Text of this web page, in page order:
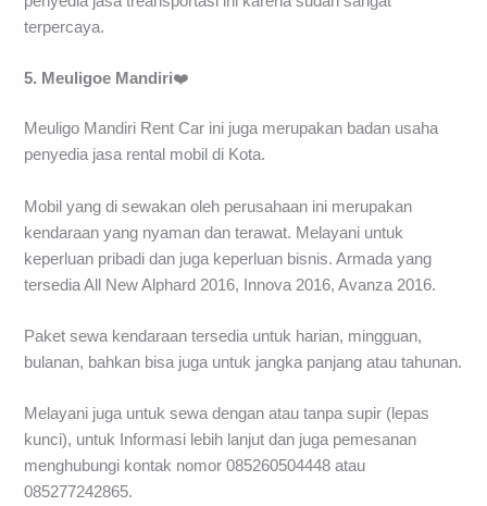
terpercaya.
5. Meuligoe Mandiri❤️
Meuligo Mandiri Rent Car ini juga merupakan badan usaha
penyedia jasa rental mobil di Kota.
Mobil yang di sewakan oleh perusahaan ini merupakan
kendaraan yang nyaman dan terawat. Melayani untuk
keperluan pribadi dan juga keperluan bisnis. Armada yang
tersedia All New Alphard 2016, Innova 2016, Avanza 2016.
Paket sewa kendaraan tersedia untuk harian, mingguan,
bulanan, bahkan bisa juga untuk jangka panjang atau tahunan.
Melayani juga untuk sewa dengan atau tanpa supir (lepas
kunci), untuk Informasi lebih lanjut dan juga pemesanan
menghubungi kontak nomor 085260504448 atau
085277242865.